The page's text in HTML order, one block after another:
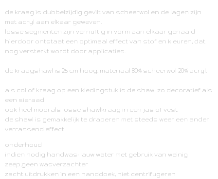
de kraag is dubbelzijdig gevilt van scheerwol en de lagen zijn
met acryl aan elkaar geweven.
losse segmenten zijn vernuftig in vorm aan elkaar genaaid
hierdoor ontstaat een optimaal effect van stof en kleuren, dat
nog versterkt wordt door applicaties.
de kraagshawl is 25 cm hoog. materiaal 80% scheerwol 20% acryl.
als col of kraag op een kledingstuk is de shawl zo decoratief als
een sieraad
ook heel mooi als losse shawlkraag in een jas of vest
de shawl is gemakkelijk te draperen met steeds weer een ander
verrassend effect
onderhoud
indien nodig handwas: lauw water met gebruik van weinig
zeep,geen wasverzachter
zacht uitdrukken in een handdoek, niet centrifugeren